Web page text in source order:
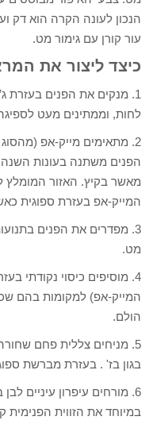
הנכון לעונה הקרה הוא דק
עור קורן עם גימור מט.
כיצד ליצור את
1. מנקים את הפנים בעזרת
לחות, וממתינים מעט
2. מתאימים מייק-אפ (מהסוג
הפנים משתנה בעונות השנה
מאשר בקיץ. האזור המומלץ
המייק-אפ בעזרת ספוגית
3. מפדרים את הפנים
מט.
4. מוסיפים כיסוי נקודתי
המייק-אפ) למקומות בהם
הולם.
5. מניחים צללית פחם
בגון בז' . בעזרת מברשת
6. מורחים עיפרון עיניים
במיוחד את הזווית הפנימית